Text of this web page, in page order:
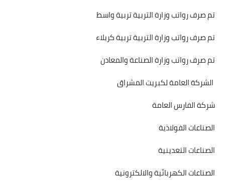
تم صرف رواتب وزارة التربية تربية واسط
تم صرف رواتب وزارة التربية تربية كربلاء
تم صرف رواتب وزارة الصناعة والمعادن
الشركة العامة لكبريت المشراق
شركة الفارس العامة
الصناعات الفولاذية
الصناعات التعدينية
الصناعات الكهربائية والالكترونية